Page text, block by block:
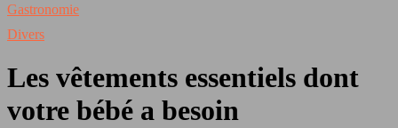
Gastronomie
Divers
Les vêtements essentiels dont
votre bébé a besoin